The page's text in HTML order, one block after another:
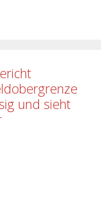
und sieht